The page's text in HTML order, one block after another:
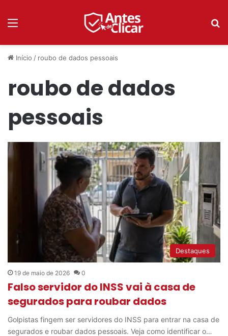
Início / roubo de dados pessoais
roubo de dados
pessoais
Destaques
19 de maio de 2026 0
Falso servidor do INSS vai à casa de
segurados para roubar dados
Golpistas fingem ser servidores do INSS para entrar na casa de
segurados e roubar dados pessoais. Veja como identificar o…